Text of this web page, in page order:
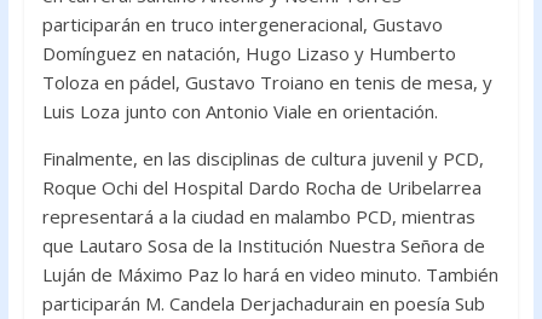
participarán en truco intergeneracional, Gustavo
Domínguez en natación, Hugo Lizaso y Humberto
Toloza en pádel, Gustavo Troiano en tenis de mesa, y
Luis Loza junto con Antonio Viale en orientación.
Finalmente, en las disciplinas de cultura juvenil y PCD,
Roque Ochi del Hospital Dardo Rocha de Uribelarrea
representará a la ciudad en malambo PCD, mientras
que Lautaro Sosa de la Institución Nuestra Señora de
Luján de Máximo Paz lo hará en video minuto. También
participarán M. Candela Derjachadurain en poesía Sub